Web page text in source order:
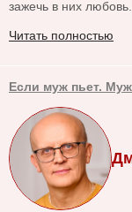
зажечь в них
Читать полностью
Если муж пьет.